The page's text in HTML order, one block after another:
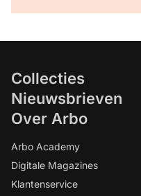
Collecties
Nieuwsbrieven
Over Arbo
Arbo Academy
Digitale Magazines
Klantenservice